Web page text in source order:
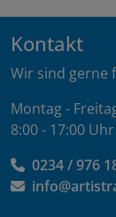
Kontakt
Wir sind gerne
Montag -
8:00 - 17:00 Uhr
0234 / 976